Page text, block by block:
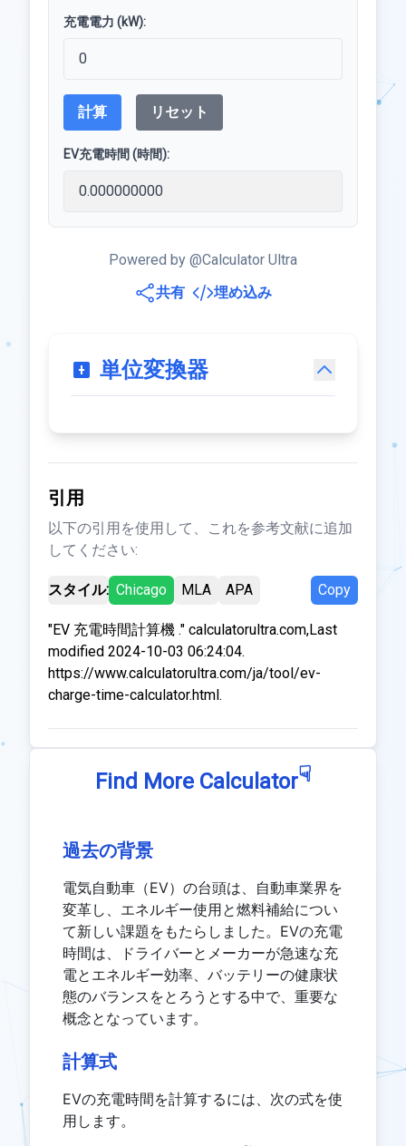
充電電力 (kW):
計算 リセット
EV充電時間 (時間):
Powered by @Calculator Ultra
共有
埋め込み
単位変換器
引用
以下の引用を使用して、これを参考文献に追加
してください:
スタイル: Chicago MLA APA Copy
"EV 充電時間計算機 ." calculatorultra.com,Last
modified 2024-10-03 06:24:04.
https://www.calculatorultra.com/ja/tool/ev-
charge-time-calculator.html.
Find More Calculator☟
過去の背景
電気自動車（EV）の台頭は、自動車業界を
変革し、エネルギー使用と燃料補給につい
て新しい課題をもたらしました。EVの充電
時間は、ドライバーとメーカーが急速な充
電とエネルギー効率、バッテリーの健康状
態のバランスをとろうとする中で、重要な
概念となっています。
計算式
EVの充電時間を計算するには、次の式を使
用します。